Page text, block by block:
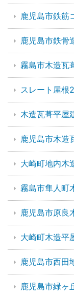
鹿児島市鉄筋
鹿児島市鉄骨
霧島市木造瓦
スレート屋根
木造瓦葺平屋
鹿児島市木造
大崎町地内木
霧島市隼人町
鹿児島市原良
大崎町木造平
鹿児島市西田
鹿児島市緑ヶ